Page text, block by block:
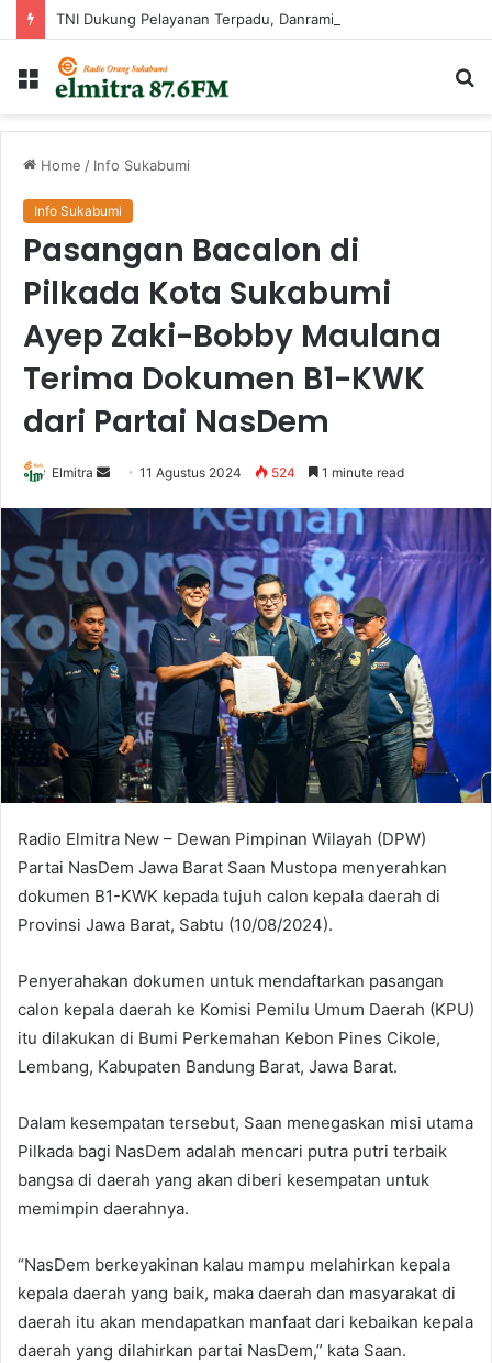
Menu
Home / Info Sukabumi
Info Sukabumi
Pasangan Bacalon di
Pilkada Kota Sukabumi
Ayep Zaki-Bobby Maulana
Terima Dokumen B1-KWK
dari Partai NasDem
Elmitra
Send
email
11 Agustus 2024 524 1 minute read
Radio Elmitra New – Dewan Pimpinan Wilayah (DPW)
Partai NasDem Jawa Barat Saan Mustopa menyerahkan
dokumen B1-KWK kepada tujuh calon kepala daerah di
Provinsi Jawa Barat, Sabtu (10/08/2024).
Penyerahakan dokumen untuk mendaftarkan pasangan
calon kepala daerah ke Komisi Pemilu Umum Daerah (KPU)
itu dilakukan di Bumi Perkemahan Kebon Pines Cikole,
Lembang, Kabupaten Bandung Barat, Jawa Barat.
Dalam kesempatan tersebut, Saan menegaskan misi utama
Pilkada bagi NasDem adalah mencari putra putri terbaik
bangsa di daerah yang akan diberi kesempatan untuk
memimpin daerahnya.
“NasDem berkeyakinan kalau mampu melahirkan kepala
kepala daerah yang baik, maka daerah dan masyarakat di
daerah itu akan mendapatkan manfaat dari kebaikan kepala
daerah yang dilahirkan partai NasDem,” kata Saan.